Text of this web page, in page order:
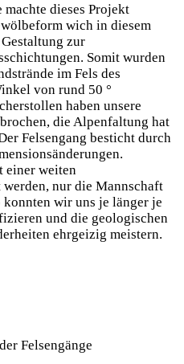
machte dieses Projekt
wich in diesem
zur
Somit wurden
im Fels des
von rund 50 °
haben unsere
die Alpenfaltung hat
Felsengang besticht durch
einer weiten
nur die Mannschaft
wir uns je länger je
und die geologischen
ehrgeizig meistern.
Felsengänge